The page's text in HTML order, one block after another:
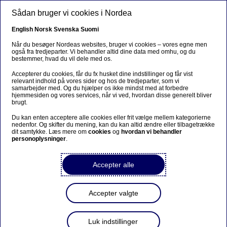
Japan Enhanced KL 1
ISIN-code: DK0060950038|Se dagens kurser(opens in new
(opens in new window)
Køb(opens in new window)
Sådan bruger vi cookies i Nordea
English Norsk Svenska Suomi
Når du besøger Nordeas websites, bruger vi cookies – vores egne men
også fra tredjeparter. Vi behandler altid dine data med omhu, og du
bestemmer, hvad du vil dele med os.
Accepterer du cookies, får du fx husket dine indstillinger og får vist
relevant indhold på vores sider og hos de tredjeparter, som vi
samarbejder med. Og du hjælper os ikke mindst med at forbedre
hjemmesiden og vores services, når vi ved, hvordan disse generelt bliver
brugt.
Du kan enten acceptere alle cookies eller frit vælge mellem kategorierne
nedenfor. Og skifter du mening, kan du kan altid ændre eller tilbagetrække
dit samtykke. Læs mere omcookies og hvordan vi behandler
personoplysninger.
Accepter alle
Accepter valgte
Luk indstillinger